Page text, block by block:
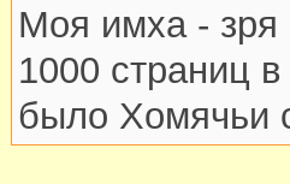
Моя имха - зря
1000 страниц
было Хомячьи